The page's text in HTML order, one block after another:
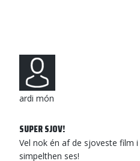
ardi món
SUPER SJOV!
Vel nok én af de sjoveste film
simpelthen ses!